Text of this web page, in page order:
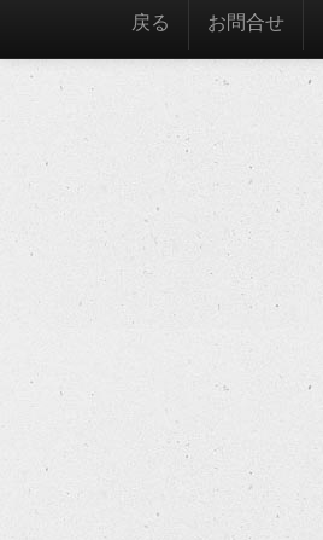
戻る お問合せ